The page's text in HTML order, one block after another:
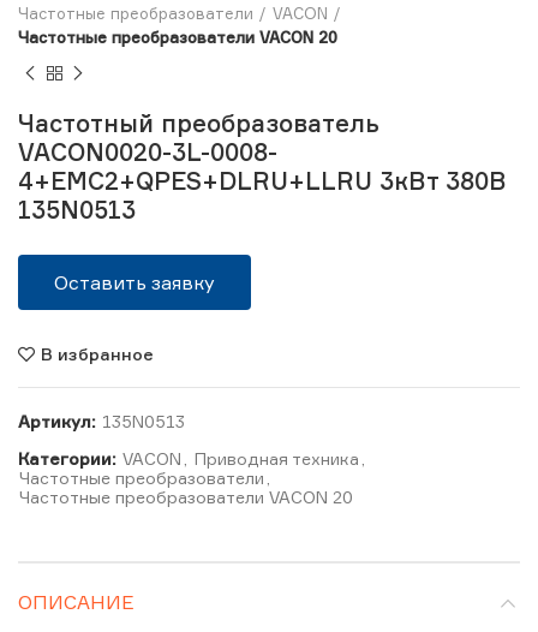
Частотные преобразователи
VACON
Частотные преобразователи VACON 20
Частотный преобразователь
VACON0020-3L-0008-
4+EMC2+QPES+DLRU+LLRU 3кВт 380В
135N0513
Оставить заявку
В избранное
Артикул: 135N0513
Категории: VACON Приводная техника
Частотные преобразователи
Частотные преобразователи VACON 20
ОПИСАНИЕ